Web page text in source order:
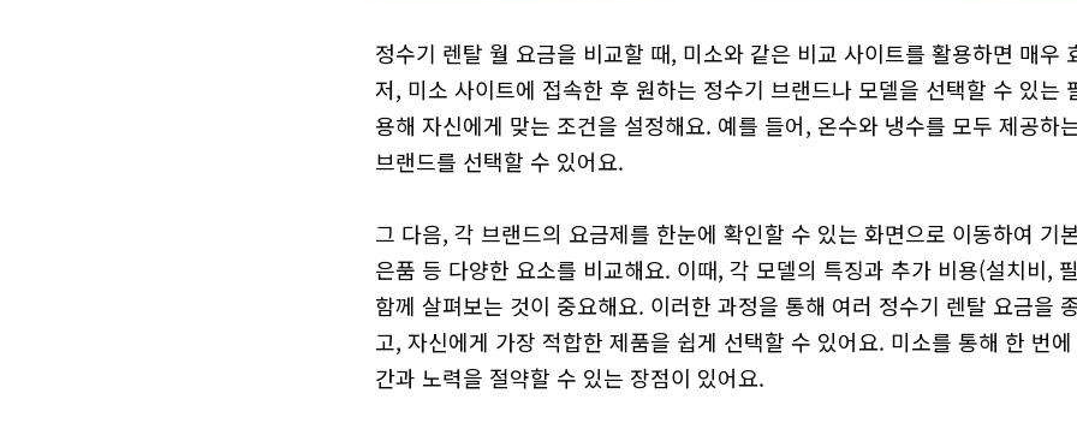
정수기 렌탈 월 요금을 비교할 때, 미소와 같은 비교 사이트를 활용하면 매우
저, 미소 사이트에 접속한 후 원하는 정수기 브랜드나 모델을 선택할 수 있는
용해 자신에게 맞는 조건을 설정해요. 예를 들어, 온수와 냉수를 모두 제공하
브랜드를 선택할 수 있어요.
그 다음, 각 브랜드의 요금제를 한눈에 확인할 수 있는 화면으로 이동하여 기
은품 등 다양한 요소를 비교해요. 이때, 각 모델의 특징과 추가 비용(설치비,
함께 살펴보는 것이 중요해요. 이러한 과정을 통해 여러 정수기 렌탈 요금을
고, 자신에게 가장 적합한 제품을 쉽게 선택할 수 있어요. 미소를 통해 한 번
간과 노력을 절약할 수 있는 장점이 있어요.